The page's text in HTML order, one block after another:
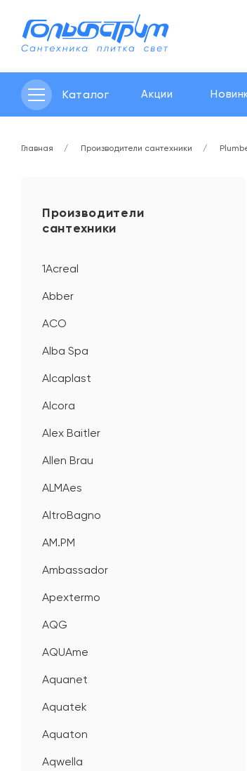
Каталог Акции
Главная Производители сантехники
Производители
сантехники
1Acreal
Abber
ACO
Alba Spa
Alcaplast
Alcora
Alex Baitler
Allen Brau
ALMAes
AltroBagno
AM.PM
Ambassador
Apextermo
AQG
AQUAme
Aquanet
Aquatek
Aquaton
Aqwella